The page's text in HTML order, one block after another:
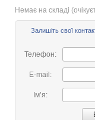
Немає на складі
Залишіть свої
Телефон:
E-mail:
Імʼя: